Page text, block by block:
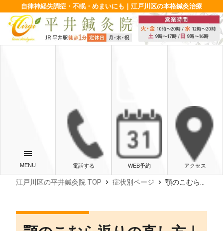
自律神経失調症・不眠・めまいにも｜江戸川区の本格鍼灸治療
電話する WEB予約 アクセス
江戸川区の平井鍼灸院 TOP chevron_right 症状別ページ chevron_right 顎のこむら返りの直し方｜急な痛みの原因と今すぐできる対処法